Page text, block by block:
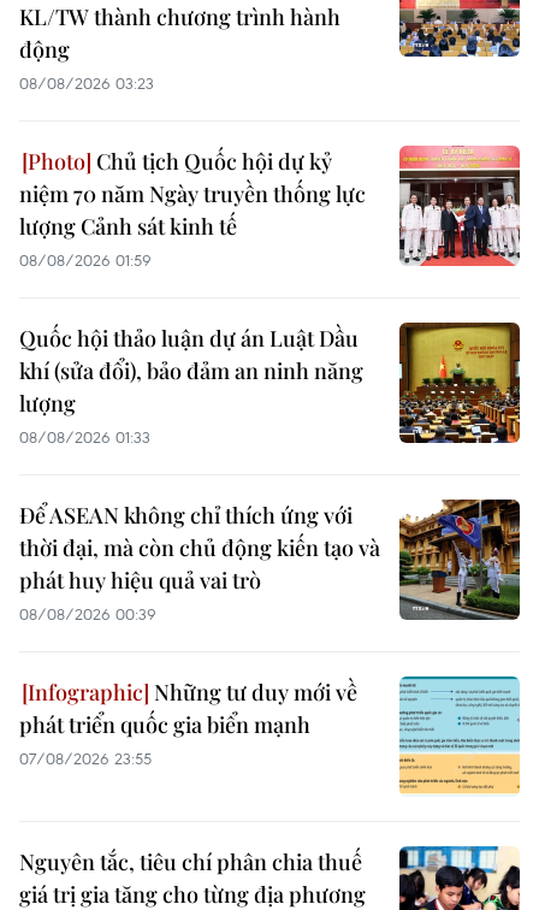
KL/TW thành chương trình hành
động
08/08/2026 03:23
Chủ tịch Quốc hội dự kỷ
niệm 70 năm Ngày truyền thống lực
lượng Cảnh sát kinh tế
08/08/2026 01:59
Quốc hội thảo luận dự án Luật Dầu
khí (sửa đổi), bảo đảm an ninh năng
lượng
08/08/2026 01:33
Để ASEAN không chỉ thích ứng với
thời đại, mà còn chủ động kiến tạo và
phát huy hiệu quả vai trò
08/08/2026 00:39
Những tư duy mới về
phát triển quốc gia biển mạnh
07/08/2026 23:55
Nguyên tắc, tiêu chí phân chia thuế
giá trị gia tăng cho từng địa phương